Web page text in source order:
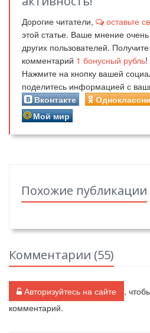
Дорогие читатели, оставьте
этой статье. Ваше мнение
других пользователей.
комментарий 1 бонусный рубль!
Нажмите на кнопку вашей
поделитесь информацией с
Вконтакте
Мой мир
Похожие публикации
Комментарии (55)
Авторизуйтесь на сайте
,
комментарий.